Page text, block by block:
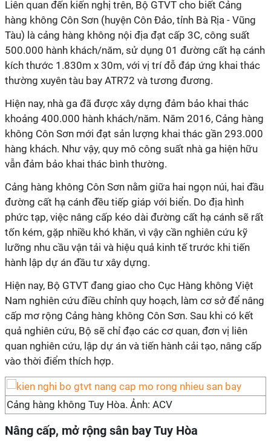
Liên quan đến kiến nghị trên, Bộ GTVT cho biết Cảng
hàng không Côn Sơn (huyện Côn Đảo, tỉnh Bà Rịa - Vũng
Tàu) là cảng hàng không nội địa đạt cấp 3C, công suất
500.000 hành khách/năm, sử dụng 01 đường cất hạ cánh
kích thước 1.830m x 30m, với vị trí đỗ đáp ứng khai thác
thường xuyên tàu bay ATR72 và tương đương.
Hiện nay, nhà ga đã được xây dựng đảm bảo khai thác
khoảng 400.000 hành khách/năm. Năm 2016, Cảng hàng
không Côn Sơn mới đạt sản lượng khai thác gần 293.000
hàng khách. Như vậy, quy mô công suất nhà ga hiện hữu
vẫn đảm bảo khai thác bình thường.
Cảng hàng không Côn Sơn nằm giữa hai ngọn núi, hai đầu
đường cất hạ cánh đều tiếp giáp với biển. Do địa hình
phức tạp, việc nâng cấp kéo dài đường cất hạ cánh sẽ rất
tốn kém, gặp nhiều khó khăn, vì vậy cần nghiên cứu kỹ
lưỡng nhu cầu vận tải và hiệu quả kinh tế trước khi tiến
hành lập dự án đầu tư xây dựng.
Hiện nay, Bộ GTVT đang giao cho Cục Hàng không Việt
Nam nghiên cứu điều chỉnh quy hoạch, làm cơ sở để nâng
cấp mơ rộng Cảng hàng không Côn Sơn. Sau khi có kết
quả nghiên cứu, Bộ sẽ chỉ đạo các cơ quan, đơn vị liên
quan nghiên cứu, lập dự án và tiến hành cải tạo, nâng cấp
vào thời điểm thích hợp.
Cảng hàng không Tuy Hòa. Ảnh: ACV
Nâng cấp, mở rộng sân bay Tuy Hòa